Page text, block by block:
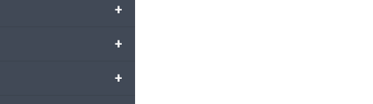
+
+
+